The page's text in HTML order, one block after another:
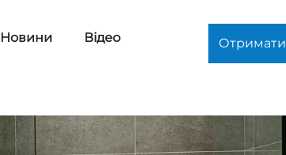
Новини Відео Отримати